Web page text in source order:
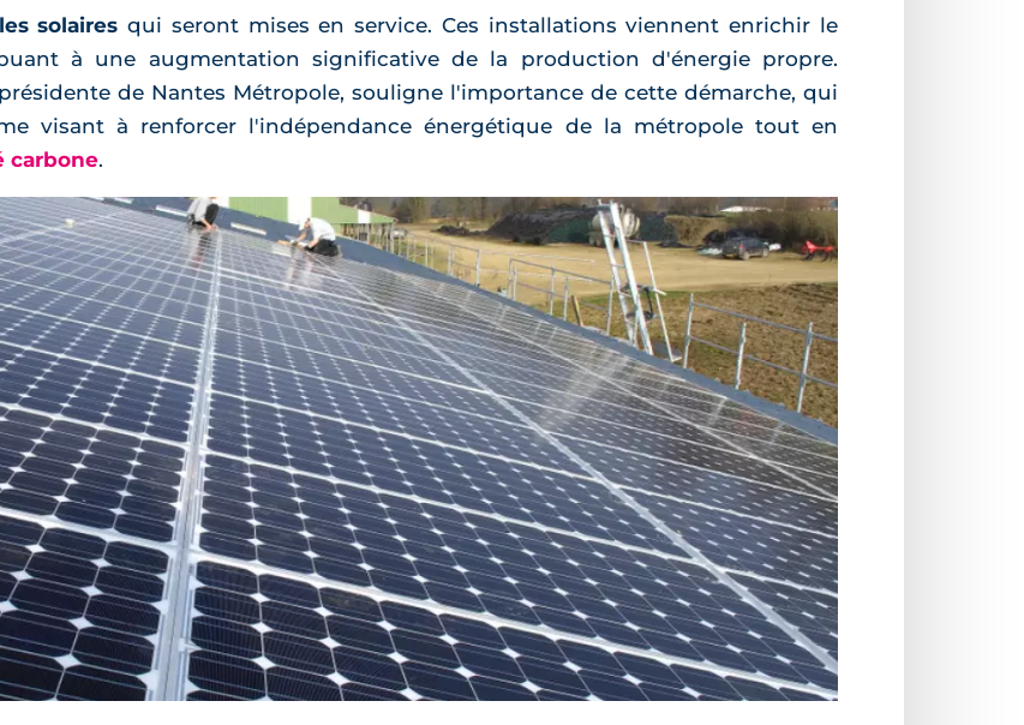
solaires qui seront mises en service. Ces installations viennent enrichir le
à une augmentation significative de la production d'énergie propre.
de Nantes Métropole, souligne l'importance de cette démarche, qui
visant à renforcer l'indépendance énergétique de la métropole tout en
carbone.